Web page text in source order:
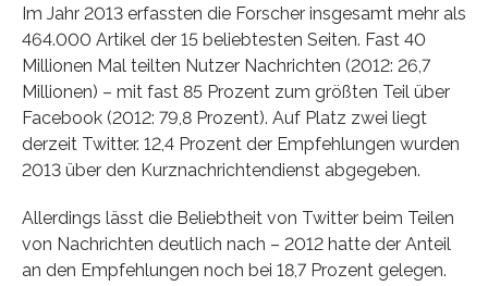
Im Jahr 2013 erfassten die Forscher insgesamt mehr als
464.000 Artikel der 15 beliebtesten Seiten. Fast 40
Millionen Mal teilten Nutzer Nachrichten (2012: 26,7
Millionen) – mit fast 85 Prozent zum größten Teil über
Facebook (2012: 79,8 Prozent). Auf Platz zwei liegt
derzeit Twitter. 12,4 Prozent der Empfehlungen wurden
2013 über den Kurznachrichtendienst abgegeben.
Allerdings lässt die Beliebtheit von Twitter beim Teilen
von Nachrichten deutlich nach – 2012 hatte der Anteil
an den Empfehlungen noch bei 18,7 Prozent gelegen.